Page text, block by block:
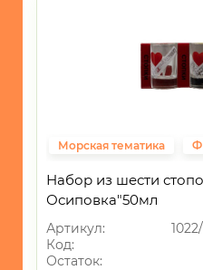
ЛЕРМОНТОВО
НОВОМИХАЙЛОВСКИЙ
Морская тематика
Набор из шести
Осиповка"50мл
Артикул:
Код:
Остаток: